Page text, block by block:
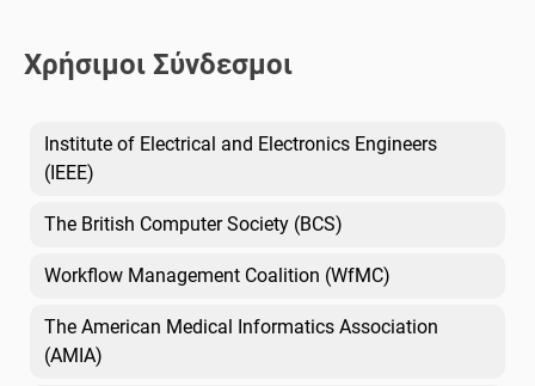
Χρήσιμοι Σύνδεσμοι
Institute of Electrical and Electronics Engineers
(IEEE)
The British Computer Society (BCS)
Workflow Management Coalition (WfMC)
The American Medical Informatics Association
(AMIA)